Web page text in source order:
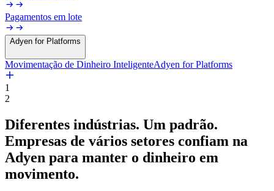
Pagamentos em lote
Adyen for Platforms
Movimentação de Dinheiro InteligenteAdyen for Platforms
1
2
Diferentes indústrias. Um padrão.
Empresas de vários setores confiam na
Adyen para manter o dinheiro em
movimento.